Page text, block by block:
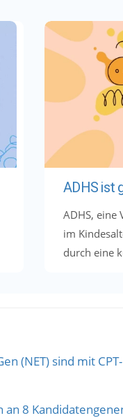
ADHS ist
ADHS, eine
im
durch eine
(NET) sind mit
8